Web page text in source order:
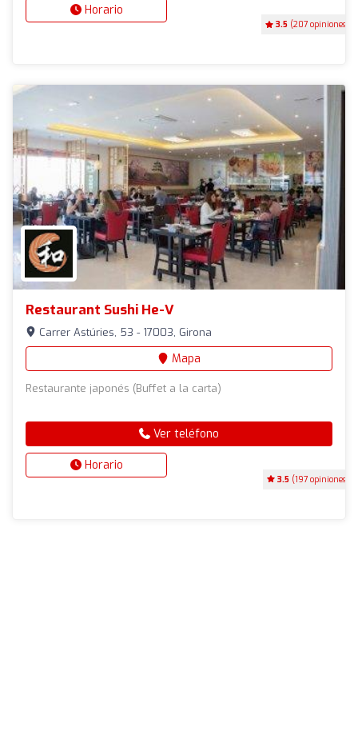
3.5 (207 opiniones)
Horario
Restaurant Sushi He-V
3.5 (197 opiniones)
Carrer Astúries, 53 - 17003, Girona
Mapa
Restaurante japonés (Buffet a la carta)
Ver teléfono
Horario